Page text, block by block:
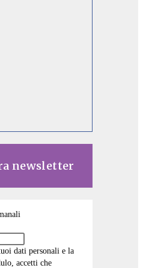
newsletter
dati personali e la
accetti che